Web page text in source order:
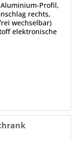
Profil,
rechts,
wechselbar)
elektronische